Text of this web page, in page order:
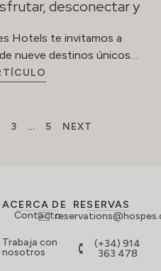
desconectar y
Hotels te invitamos a
nueve destinos únicos…
3 … 5 NEXT
ACERCA DE
Contacto
Trabaja con
nosotros
RESERVAS
(+34) 914
363 478